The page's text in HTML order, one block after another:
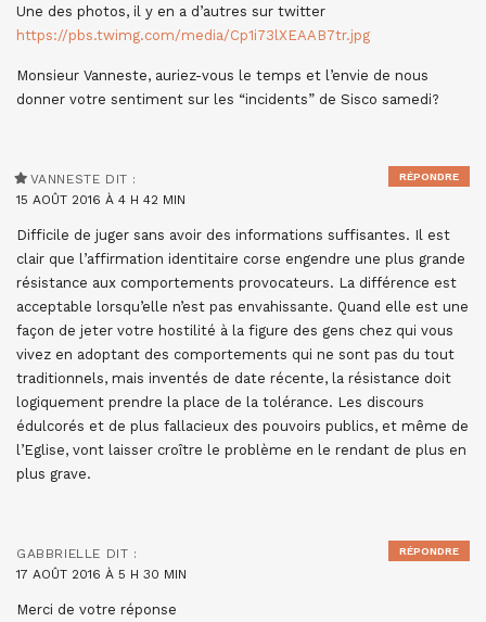
Une des photos, il y en a d’autres sur twitter
https://pbs.twimg.com/media/Cp1i73lXEAAB7tr.jpg
Monsieur Vanneste, auriez-vous le temps et l’envie de nous
donner votre sentiment sur les “incidents” de Sisco samedi?
VANNESTE DIT :
15 AOÛT 2016 À 4 H 42 MIN
Difficile de juger sans avoir des informations suffisantes. Il est
clair que l’affirmation identitaire corse engendre une plus grande
résistance aux comportements provocateurs. La différence est
acceptable lorsqu’elle n’est pas envahissante. Quand elle est une
façon de jeter votre hostilité à la figure des gens chez qui vous
vivez en adoptant des comportements qui ne sont pas du tout
traditionnels, mais inventés de date récente, la résistance doit
logiquement prendre la place de la tolérance. Les discours
édulcorés et de plus fallacieux des pouvoirs publics, et même de
l’Eglise, vont laisser croître le problème en le rendant de plus en
plus grave.
RÉPONDRE
GABBRIELLE DIT :
17 AOÛT 2016 À 5 H 30 MIN
Merci de votre réponse
RÉPONDRE